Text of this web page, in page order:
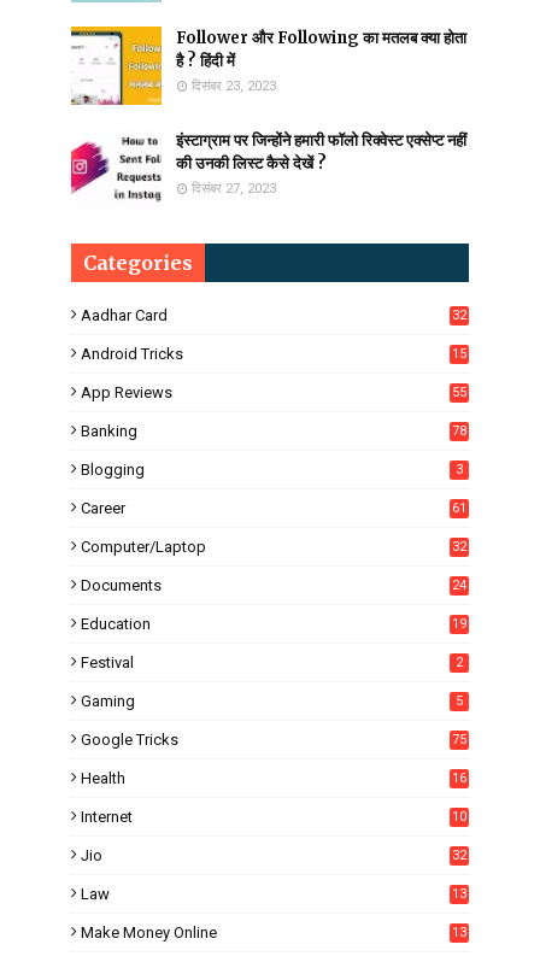
Follower और Following का मतलब क्या होता
है ? हिंदी में
दिसंबर 23, 2023
इंस्टाग्राम पर जिन्होंने हमारी फॉलो रिक्वेस्ट एक्सेप्ट नहीं
की उनकी लिस्ट कैसे देखें ?
दिसंबर 27, 2023
Categories
Aadhar Card 32
Android Tricks
15
App Reviews 55
Banking 78
Blogging 3
Career 61
Computer/Laptop 32
Documents 24
Education
19
Festival 2
Gaming 5
Google Tricks 75
Health 16
Internet
10
Jio 32
Law 13
Make Money Online 13